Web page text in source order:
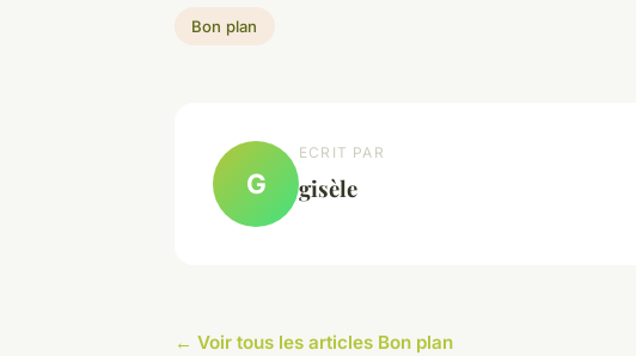
Bon plan
G
ECRIT PAR
gisèle
← Voir tous les articles Bon plan